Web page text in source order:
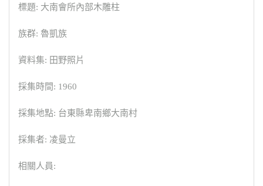
標題: 大南會所內部木雕柱
族群: 魯凱族
資料集: 田野照片
採集時間: 1960
採集地點: 台東縣卑南鄉大南村
採集者: 凌曼立
相關人員: